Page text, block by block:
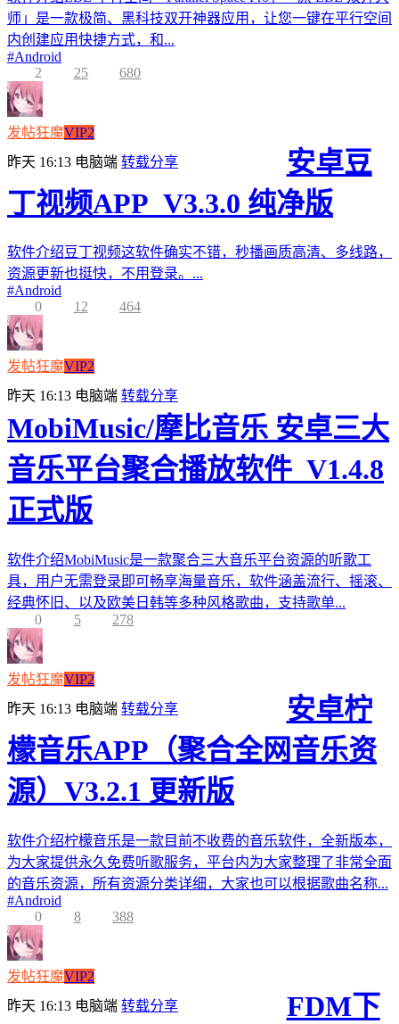
师」是一款极简、黑科技双开神器应用，让您一键在平行空间
内创建应用快捷方式，和...
#Android
2
25 680
发帖狂魔VIP2
昨天 16:13 电脑端 转载分享
安卓豆
丁视频APP_V3.3.0 纯净版
软件介绍豆丁视频这软件确实不错，秒播画质高清、多线路，
资源更新也挺快，不用登录。...
#Android
0
12 464
发帖狂魔VIP2
昨天 16:13 电脑端 转载分享
MobiMusic/摩比音乐 安卓三大
音乐平台聚合播放软件_V1.4.8
正式版
软件介绍MobiMusic是一款聚合三大音乐平台资源的听歌工
具，用户无需登录即可畅享海量音乐，软件涵盖流行、摇滚、
经典怀旧、以及欧美日韩等多种风格歌曲，支持歌单...
0
5 278
发帖狂魔VIP2
昨天 16:13 电脑端 转载分享
安卓柠
檬音乐APP（聚合全网音乐资
源）V3.2.1 更新版
软件介绍柠檬音乐是一款目前不收费的音乐软件，全新版本，
为大家提供永久免费听歌服务，平台内为大家整理了非常全面
的音乐资源，所有资源分类详细，大家也可以根据歌曲名称...
#Android
0
8 388
发帖狂魔VIP2
昨天 16:13 电脑端 转载分享
FDM下